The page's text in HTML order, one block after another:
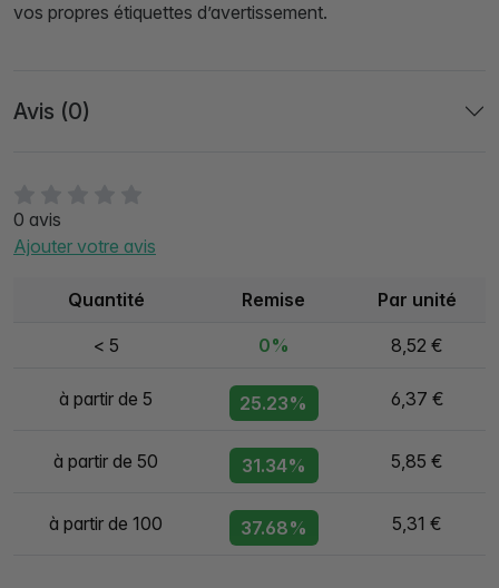
0 avis
Ajouter votre avis
Quantité Remise Par unité
< 5 0% 8,52 €
à partir de 5 25.23% 6,37 €
à partir de 50 31.34% 5,85 €
à partir de 100 37.68% 5,31 €
vos propres étiquettes d’avertissement.
Avis (0)